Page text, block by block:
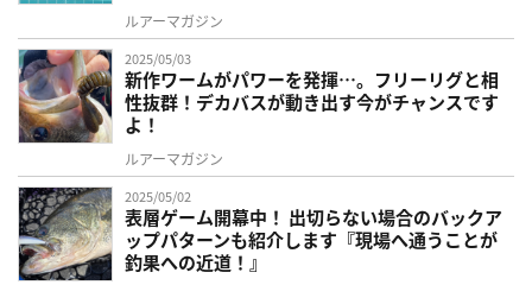
ルアーマガジン
2025/05/03
新作ワームがパワーを発揮…。フリーリグと相
性抜群！デカバスが動き出す今がチャンスです
よ！
ルアーマガジン
2025/05/02
表層ゲーム開幕中！ 出切らない場合のバックア
ップパターンも紹介します『現場へ通うことが
釣果への近道！』